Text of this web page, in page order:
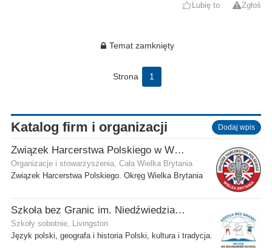
Lubię to Zgłoś
Temat zamknięty
Strona 1
Katalog firm i organizacji Dodaj wpis
Związek Harcerstwa Polskiego w Wielkiej Brytanii
Organizacje i stowarzyszenia, Cała Wielka Brytania
Związek Harcerstwa Polskiego. Okręg Wielka Brytania
Szkoła bez Granic im. Niedźwiedzia Wojtka
Szkoły sobotnie, Livingston
Język polski, geografa i historia Polski, kultura i tradycja.